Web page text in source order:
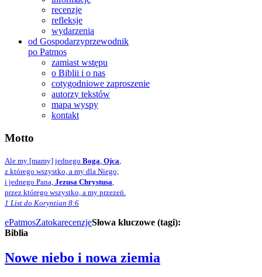
recenzje
refleksje
wydarzenia
od Gospodarzyprzewodnik
po Patmos
zamiast wstępu
o Biblii i o nas
cotygodniowe zaproszenie
autorzy tekstów
mapa wyspy
kontakt
Motto
Ale my [mamy] jednego Boga, Ojca,
z którego wszystko, a my dla Niego;
i jednego Pana, Jezusa Chrystusa,
przez którego wszystko, a my przezeń.
1 List do Koryntian 8:6
ePatmosZatokarecenzjeSłowa kluczowe (tagi):
Biblia
Nowe niebo i nowa ziemia